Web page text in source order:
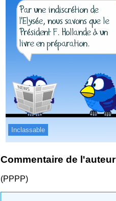
Inclassable
Commentaire de l'auteur
(PPPP)